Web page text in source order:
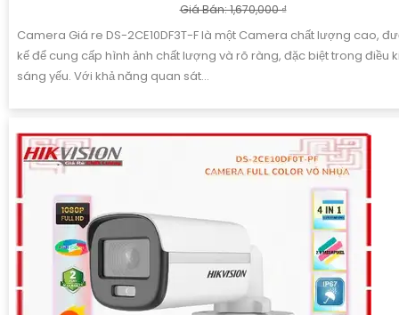
Giá Bán: 1,670,000 ₫
Camera Giá re DS-2CE10DF3T-F là một Camera chất lượng cao,
kế để cung cấp hình ảnh chất lượng và rõ ràng, đặc biệt trong điều
sáng yếu. Với khả năng quan sát...